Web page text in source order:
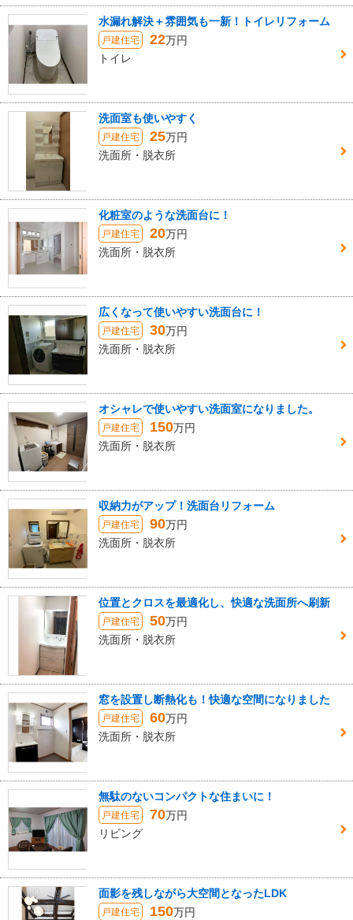
水漏れ解決＋雰囲気も一新！トイレリフォーム
戸建住宅 22万円
トイレ
洗面室も使いやすく
戸建住宅 25万円
洗面所・脱衣所
化粧室のような洗面台に！
戸建住宅 20万円
洗面所・脱衣所
広くなって使いやすい洗面台に！
戸建住宅 30万円
洗面所・脱衣所
オシャレで使いやすい洗面室になりました。
戸建住宅 150万円
洗面所・脱衣所
収納力がアップ！洗面台リフォーム
戸建住宅 90万円
洗面所・脱衣所
位置とクロスを最適化し、快適な洗面所へ刷新
戸建住宅 50万円
洗面所・脱衣所
窓を設置し断熱化も！快適な空間になりました
戸建住宅 60万円
洗面所・脱衣所
無駄のないコンパクトな住まいに！
戸建住宅 70万円
リビング
面影を残しながら大空間となったLDK
戸建住宅 150万円